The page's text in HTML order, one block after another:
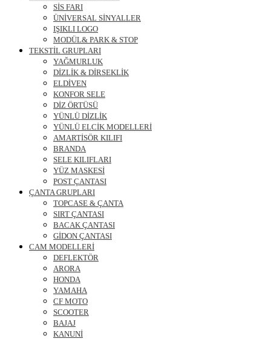
SİS FARI
ÜNİVERSAL SİNYALLER
IŞIKLI LOGO
MODÜL& PARK & STOP
TEKSTİL GRUPLARI
YAĞMURLUK
DİZLİK & DİRSEKLİK
ELDİVEN
KONFOR SELE
DİZ ÖRTÜSÜ
YÜNLÜ DİZLİK
YÜNLÜ ELCİK MODELLERİ
AMARTİSÖR KILIFI
BRANDA
SELE KILIFLARI
YÜZ MASKESİ
POST ÇANTASI
ÇANTA GRUPLARI
TOPCASE & ÇANTA
SIRT ÇANTASI
BACAK ÇANTASI
GİDON ÇANTASI
CAM MODELLERİ
DEFLEKTÖR
ARORA
HONDA
YAMAHA
CF MOTO
SCOOTER
BAJAJ
KANUNİ